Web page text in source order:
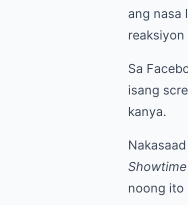
ang nasa
Sa
isang
kanya.
Showtime
noong ito